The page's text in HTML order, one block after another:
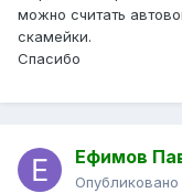
можно считать
скамейки.
Спасибо
Ефимов
Опубликовано